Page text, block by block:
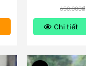
650.000₫
Chi tiết